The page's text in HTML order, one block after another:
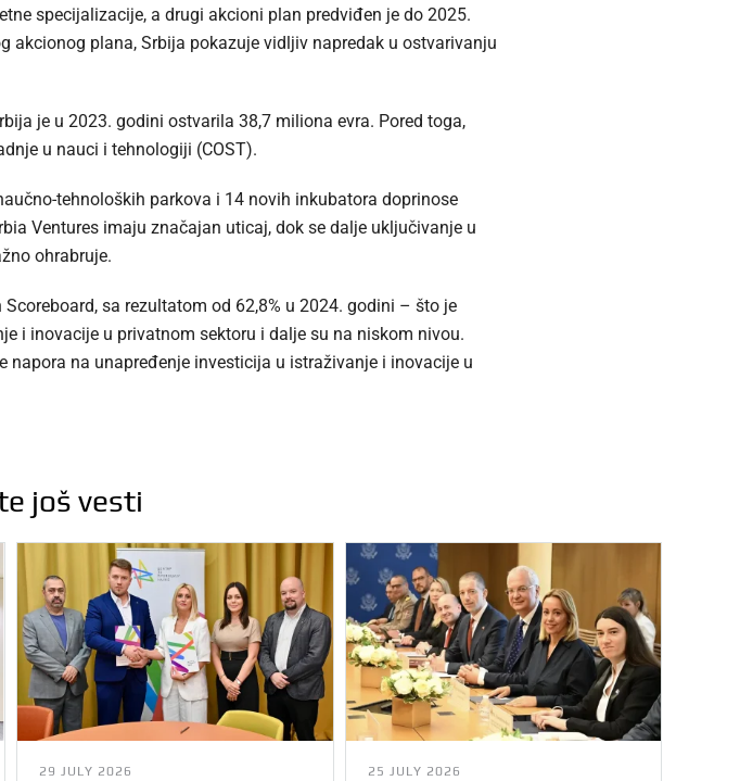
specijalizacije, a drugi akcioni plan predviđen je do 2025.
akcionog plana, Srbija pokazuje vidljiv napredak u ostvarivanju
je u 2023. godini ostvarila 38,7 miliona evra. Pored toga,
u nauci i tehnologiji (COST).
tehnoloških parkova i 14 novih inkubatora doprinose
Ventures imaju značajan uticaj, dok se dalje uključivanje u
ohrabruje.
sa rezultatom od 62,8% u 2024. godini – što je
i inovacije u privatnom sektoru i dalje su na niskom nivou.
na unapređenje investicija u istraživanje i inovacije u
još vesti
29 JULY 2026 25 JULY 2026